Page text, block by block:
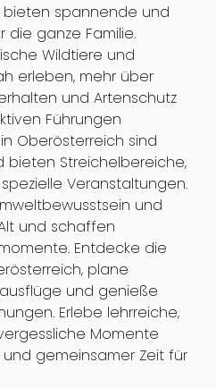
bieten spannende und
die ganze Familie.
Wildtiere und
erleben, mehr über
und Artenschutz
Führungen
Oberösterreich sind
Streichelbereiche,
Veranstaltungen.
und
und schaffen
Entdecke die
plane
und genieße
Erlebe lehrreiche,
Momente
gemeinsamer Zeit für